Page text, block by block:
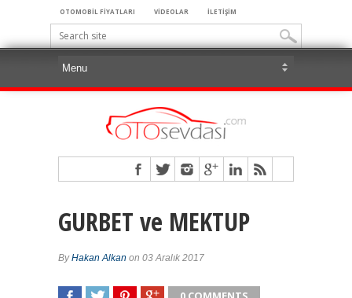
OTOMOBİL FİYATLARI VİDEOLAR İLETİŞİM
GURBET ve MEKTUP
ByHakan Alkan on 03 Aralık 2017